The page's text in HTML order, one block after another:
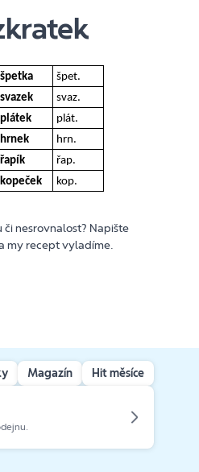
špetka
špet.
svazek
svaz.
plátek
plát.
hrnek
hrn.
řapík
řap.
kopeček kop.
nesrovnalost? Napište
my recept vyladíme.
Magazín Hit měsíce